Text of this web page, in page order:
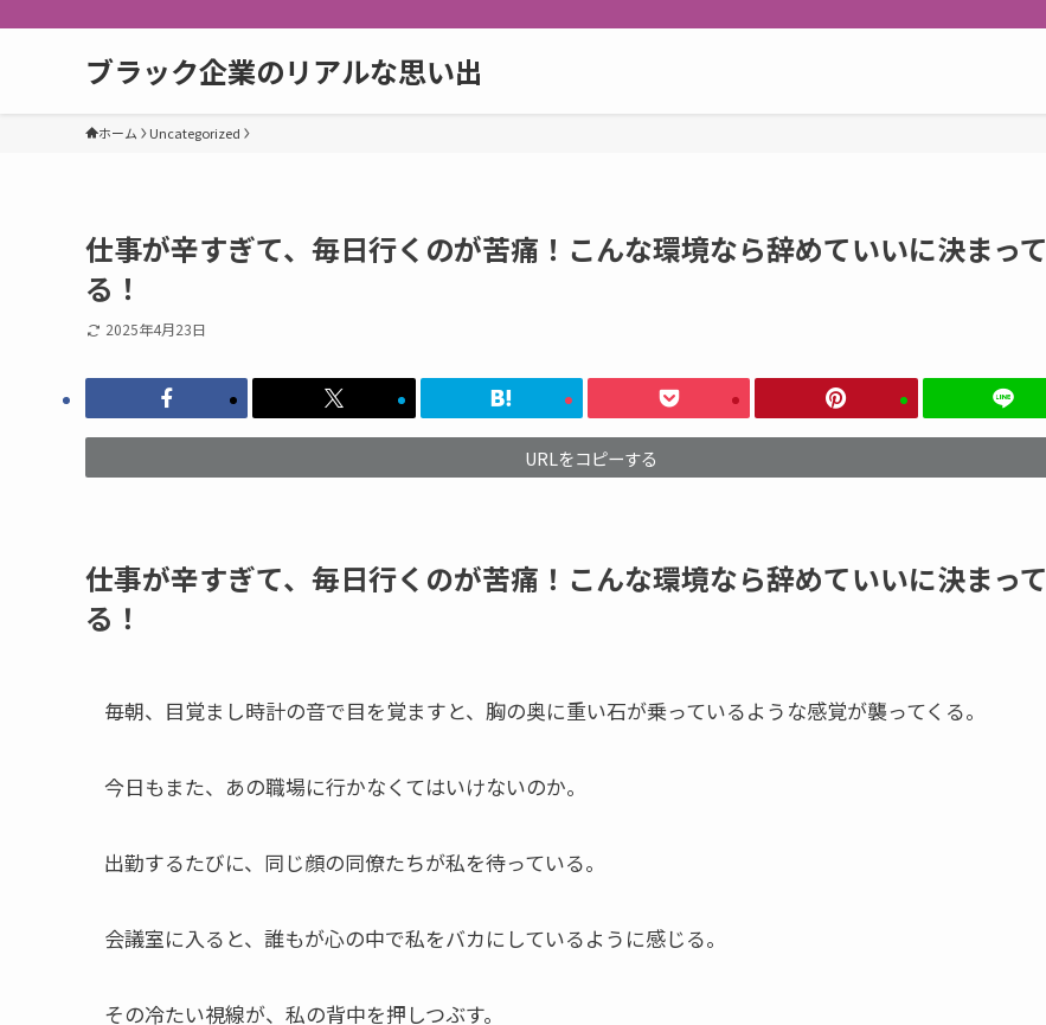
ブラック企業のリアルな思い出
ホーム Uncategorized
仕事が辛すぎて、毎日行くのが苦痛！こんな環境なら辞めていいに決まって
る！
2025年4月23日
URLをコピーする
仕事が辛すぎて、毎日行くのが苦痛！こんな環境なら辞めていいに決まって
る！
毎朝、目覚まし時計の音で目を覚ますと、胸の奥に重い石が乗っているような感覚が襲ってくる。
今日もまた、あの職場に行かなくてはいけないのか。
出勤するたびに、同じ顔の同僚たちが私を待っている。
会議室に入ると、誰もが心の中で私をバカにしているように感じる。
その冷たい視線が、私の背中を押しつぶす。